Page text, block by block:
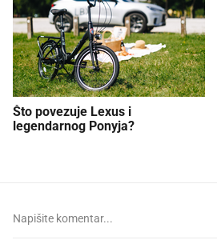
Što povezuje Lexus i
legendarnog Ponyja?